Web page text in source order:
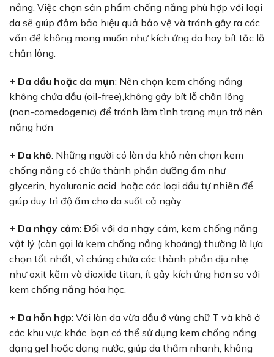
nắng. Việc chọn sản phẩm chống nắng phù hợp với loại
da sẽ giúp đảm bảo hiệu quả bảo vệ và tránh gây ra các
vấn đề không mong muốn như kích ứng da hay bít tắc lỗ
chân lông.
+ Da dầu hoặc da mụn: Nên chọn kem chống nắng
không chứa dầu (oil-free),không gây bít lỗ chân lông
(non-comedogenic) để tránh làm tình trạng mụn trở nên
nặng hơn
+ Da khô: Những người có làn da khô nên chọn kem
chống nắng có chứa thành phần dưỡng ẩm như
glycerin, hyaluronic acid, hoặc các loại dầu tự nhiên để
giúp duy trì độ ẩm cho da suốt cả ngày
+ Da nhạy cảm: Đối với da nhạy cảm, kem chống nắng
vật lý (còn gọi là kem chống nắng khoáng) thường là lựa
chọn tốt nhất, vì chúng chứa các thành phần dịu nhẹ
như oxit kẽm và dioxide titan, ít gây kích ứng hơn so với
kem chống nắng hóa học.
+ Da hỗn hợp: Với làn da vừa dầu ở vùng chữ T và khô ở
các khu vực khác, bạn có thể sử dụng kem chống nắng
dạng gel hoặc dạng nước, giúp da thấm nhanh, không